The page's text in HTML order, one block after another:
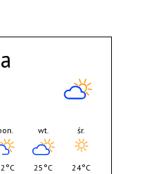
wt.
25°C
śr.
24°C